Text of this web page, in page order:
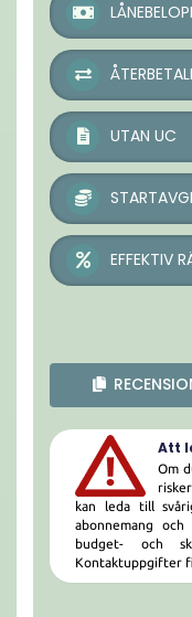
UTAN UC
EFFEKTIV
Att
Om
kan leda till
abonnemang
budget- och
Kontaktuppgifter